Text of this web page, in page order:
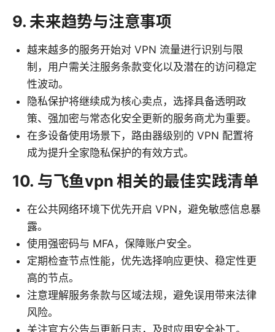
9. 未来趋势与注意事项
越来越多的服务开始对 VPN 流量进行识别与限
制，用户需关注服务条款变化以及潜在的访问稳定
性波动。
隐私保护将继续成为核心卖点，选择具备透明政
策、强加密与常态化安全更新的服务商尤为重要。
在多设备使用场景下，路由器级别的 VPN 配置将
成为提升全家隐私保护的有效方式。
10. 与飞鱼vpn 相关的最佳实践清单
在公共网络环境下优先开启 VPN，避免敏感信息暴
露。
使用强密码与 MFA，保障账户安全。
定期检查节点性能，优先选择响应更快、稳定性更
高的节点。
注意理解服务条款与区域法规，避免误用带来法律
风险。
关注官方公告与更新日志，及时应用安全补丁。